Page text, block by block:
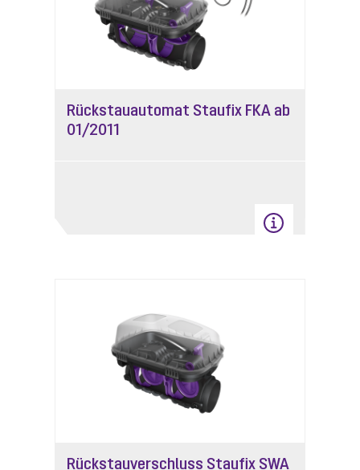
Rückstauautomat Staufix FKA ab
01/2011
Rückstauverschluss Staufix SWA